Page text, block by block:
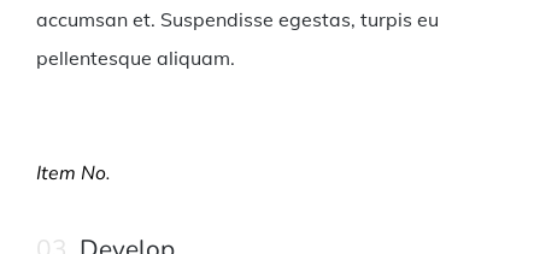
accumsan et. Suspendisse egestas, turpis eu
pellentesque aliquam.
Item No.